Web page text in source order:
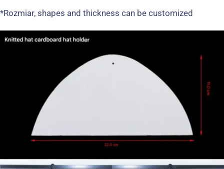
*Rozmiar, shapes and thickness can be customized